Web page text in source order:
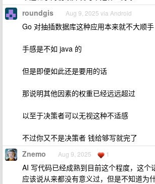
roundgis Aug 9, 2025 via Android
Go 对抽插数据库这种应用本来就不大顺手
手感是不如 java 的
但是即便如此还是要用的话
那说明其他因素的权重已经远远超过
以至于决策者可以无视这种不适感
不过你又不是决策者 钱给够写就完了
Znemo Aug 9, 2025 1
AI 写代码已经成熟到目前这个程度，这个
应该说从来都没有意义过，但是不知道为